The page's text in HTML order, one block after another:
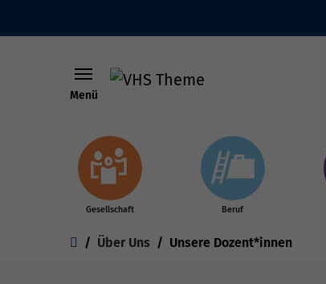
Menü
Gesellschaft Beruf
You are here:
Über Uns Unsere Dozent*innen